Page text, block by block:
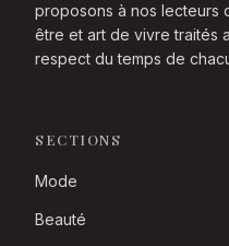
proposons à nos lecteurs
être et art de vivre traités
respect du temps de
SECTIONS
Mode
Beauté